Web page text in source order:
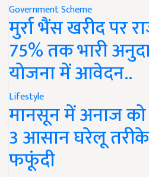
Government Scheme
मुर्रा भैंस खरीद पर
75% तक भारी
योजना में आवेदन..
Lifestyle
मानसून में अनाज
3 आसान घरेलू
फफूंदी